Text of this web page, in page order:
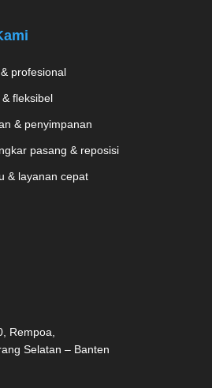
profesional
fleksibel
& penyimpanan
pasang & reposisi
& layanan cepat
Rempoa,
Selatan – Banten